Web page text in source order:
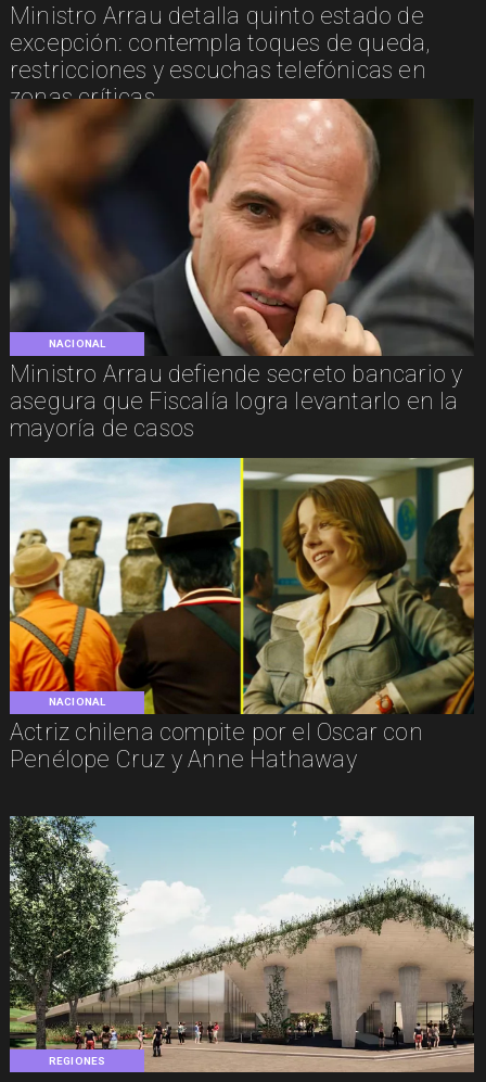
Ministro Arrau detalla quinto estado de
excepción: contempla toques de queda,
restricciones y escuchas telefónicas en
zonas críticas
NACIONAL
Ministro Arrau defiende secreto bancario y
asegura que Fiscalía logra levantarlo en la
mayoría de casos
NACIONAL
Actriz chilena compite por el Oscar con
Penélope Cruz y Anne Hathaway
REGIONES